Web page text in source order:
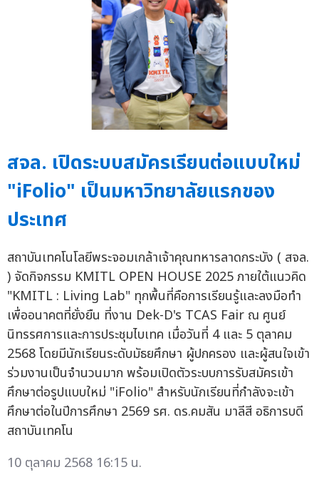
สจล. เปิดระบบสมัครเรียนต่อแบบใหม่
"iFolio" เป็นมหาวิทยาลัยแรกของ
ประเทศ
สถาบันเทคโนโลยีพระจอมเกล้าเจ้าคุณทหารลาดกระบัง ( สจล.
) จัดกิจกรรม KMITL OPEN HOUSE 2025 ภายใต้แนวคิด
"KMITL : Living Lab" ทุกพื้นที่คือการเรียนรู้และลงมือทำ
เพื่ออนาคตที่ยั่งยืน ที่งาน Dek-D's TCAS Fair ณ ศูนย์
นิทรรศการและการประชุมไบเทค เมื่อวันที่ 4 และ 5 ตุลาคม
2568 โดยมีนักเรียนระดับมัธยศึกษา ผู้ปกครอง และผู้สนใจเข้า
ร่วมงานเป็นจำนวนมาก พร้อมเปิดตัวระบบการรับสมัครเข้า
ศึกษาต่อรูปแบบใหม่ "iFolio" สำหรับนักเรียนที่กำลังจะเข้า
ศึกษาต่อในปีการศึกษา 2569 รศ. ดร.คมสัน มาลีสี อธิการบดี
สถาบันเทคโน
10 ตุลาคม 2568 16:15 น.